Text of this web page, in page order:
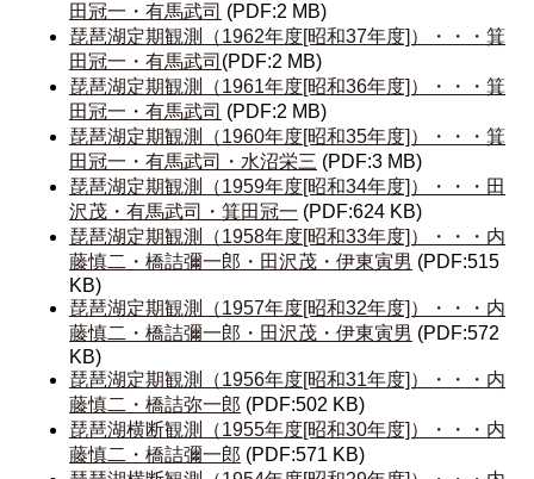
田冠一・有馬武司 (PDF:2 MB)
琵琶湖定期観測（1962年度[昭和37年度]）・・・箕
田冠一・有馬武司 (PDF:2 MB)
琵琶湖定期観測（1961年度[昭和36年度]）・・・箕
田冠一・有馬武司 (PDF:2 MB)
琵琶湖定期観測（1960年度[昭和35年度]）・・・箕
田冠一・有馬武司・水沼栄三 (PDF:3 MB)
琵琶湖定期観測（1959年度[昭和34年度]）・・・田
沢茂・有馬武司・箕田冠一 (PDF:624 KB)
琵琶湖定期観測（1958年度[昭和33年度]）・・・内
藤慎二・橋詰彌一郎・田沢茂・伊東寅男 (PDF:515
KB)
琵琶湖定期観測（1957年度[昭和32年度]）・・・内
藤慎二・橋詰彌一郎・田沢茂・伊東寅男 (PDF:572
KB)
琵琶湖定期観測（1956年度[昭和31年度]）・・・内
藤慎二・橋詰弥一郎 (PDF:502 KB)
琵琶湖横断観測（1955年度[昭和30年度]）・・・内
藤慎二・橋詰彌一郎 (PDF:571 KB)